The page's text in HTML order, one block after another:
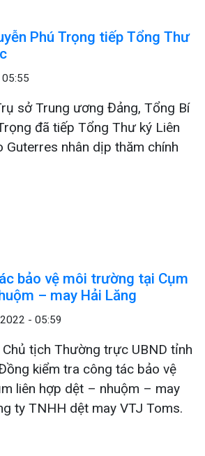
Phú Trọng tiếp Tổng Thư
sở Trung ương Đảng, Tổng Bí
đã tiếp Tổng Thư ký Liên
Guterres nhân dịp thăm chính
bảo vệ môi trường tại Cụm
– may Hải Lăng
- 05:59
tịch Thường trực UBND tỉnh
kiểm tra công tác bảo vệ
liên hợp dệt – nhuộm – may
ty TNHH dệt may VTJ Toms.